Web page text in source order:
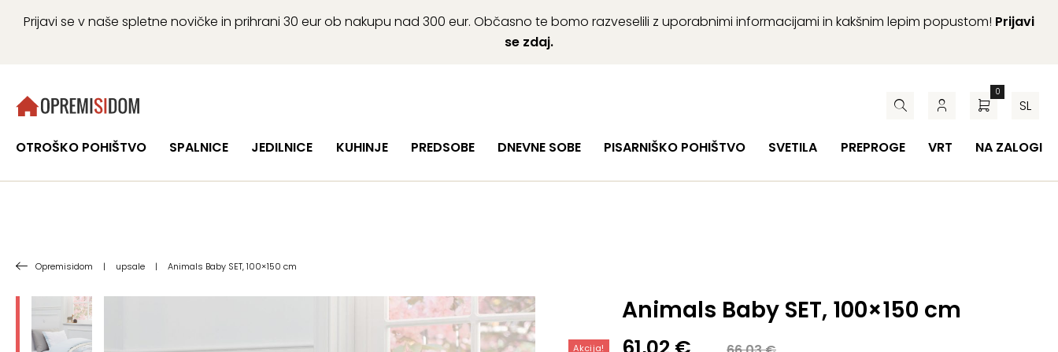
Prijavi se v naše spletne novičke in prihrani 30 eur ob nakupu nad 300 eur. Občasno te bomo razveselili z uporabnimi informacijami in kakšnim lepim popustom! Prijavi
se zdaj.
0
SL
OTROŠKO POHIŠTVO SPALNICE JEDILNICE KUHINJE PREDSOBE DNEVNE SOBE PISARNIŠKO POHIŠTVO SVETILA PREPROGE VRT NA ZALOGI
Opremisidom | upsale | Animals Baby SET, 100×150 cm
Animals Baby SET, 100×150 cm
Akcija!